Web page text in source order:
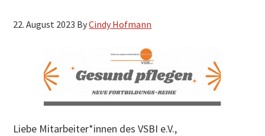
22. August 2023 ByCindy Hofmann
Liebe Mitarbeiter*innen des VSBI e.V.,